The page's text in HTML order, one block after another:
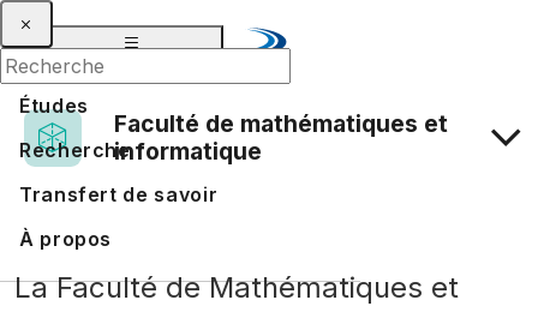
Études
Recherche
Transfert de savoir
À propos
Faculté de mathématiques et
informatique
La Faculté de Mathématiques et